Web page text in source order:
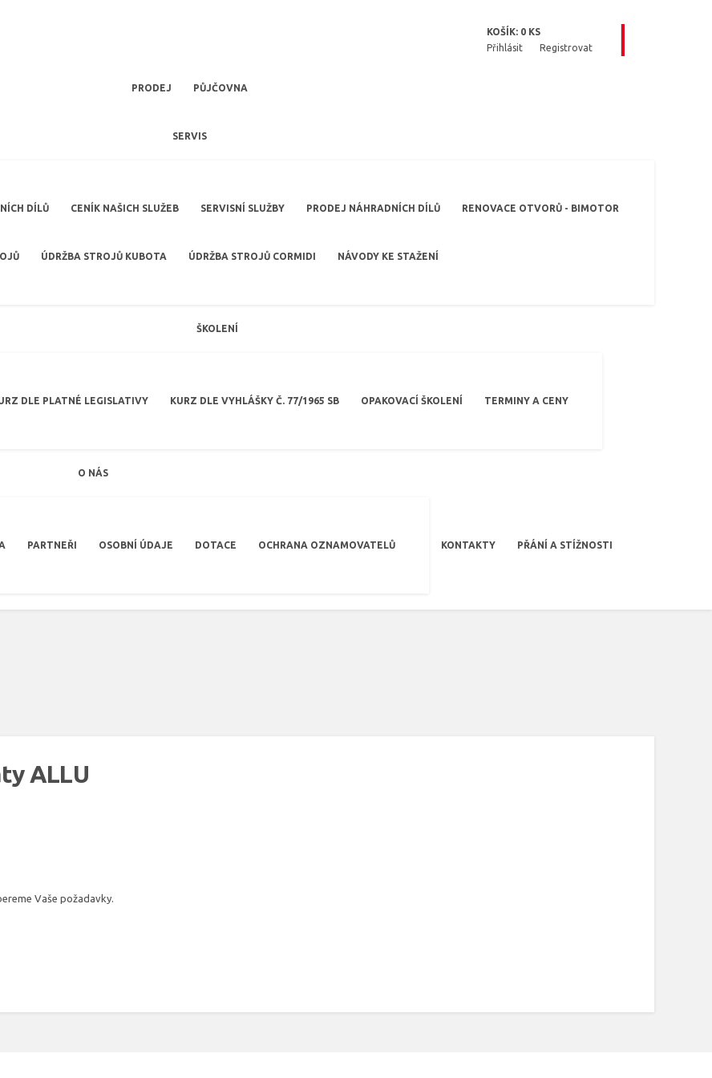
KOŠÍK: 0 KS
Přihlásit
Registrovat
PRODEJ PŮJČOVNA
SERVIS
DÍLŮ CENÍK NAŠICH SLUŽEB SERVISNÍ SLUŽBY PRODEJ NÁHRADNÍCH DÍLŮ RENOVACE OTVORŮ - BIMOTOR
ÚDRŽBA STROJŮ KUBOTA ÚDRŽBA STROJŮ CORMIDI NÁVODY KE STAŽENÍ
ŠKOLENÍ
DLE PLATNÉ LEGISLATIVY KURZ DLE VYHLÁŠKY Č. 77/1965 SB OPAKOVACÍ ŠKOLENÍ TERMINY A CENY
O NÁS
PARTNEŘI OSOBNÍ ÚDAJE DOTACE OCHRANA OZNAMOVATELŮ KONTAKTY PŘÁNÍ A STÍŽNOSTI
ALLU
Vaše požadavky.